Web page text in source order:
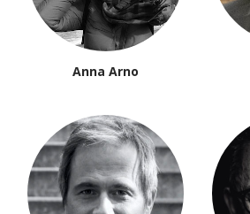
Anna Arno